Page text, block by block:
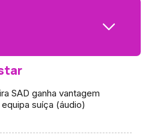
SAD ganha vantagem
suíça (áudio)